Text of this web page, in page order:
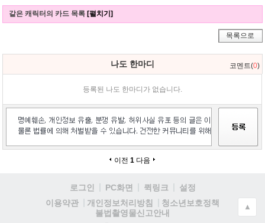
같은 캐릭터의 카드 목록[펼치기]
목록으로
나도 한마디 코멘트(0)
등록된 나도 한마디가 없습니다.
이전 1 다음
로그인 PC화면 퀵링크
설정
이용약관
개인정보처리방침
청소년보호정책
불법촬영물신고안내
▲